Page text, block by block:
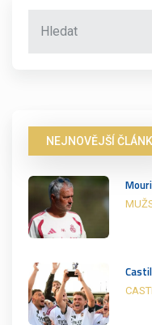
NEJNOVĚJŠÍ